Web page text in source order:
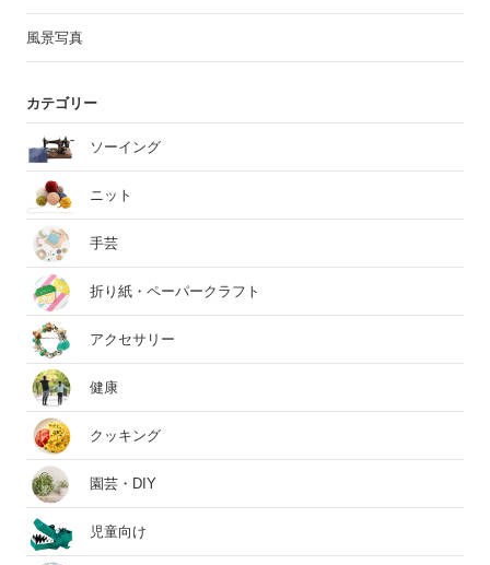
風景写真
カテゴリー
ソーイング
ニット
手芸
折り紙・ペーパークラフト
アクセサリー
健康
クッキング
園芸・DIY
児童向け